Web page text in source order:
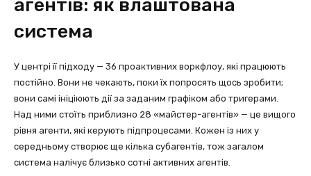
агентів: як влаштована
система
У центрі її підходу — 36 проактивних воркфлоу, які працюють
постійно. Вони не чекають, поки їх попросять щось зробити;
вони самі ініціюють дії за заданим графіком або тригерами.
Над ними стоїть приблизно 28 «майстер-агентів» — це вищого
рівня агенти, які керують підпроцесами. Кожен із них у
середньому створює ще кілька субагентів, тож загалом
система налічує близько сотні активних агентів.